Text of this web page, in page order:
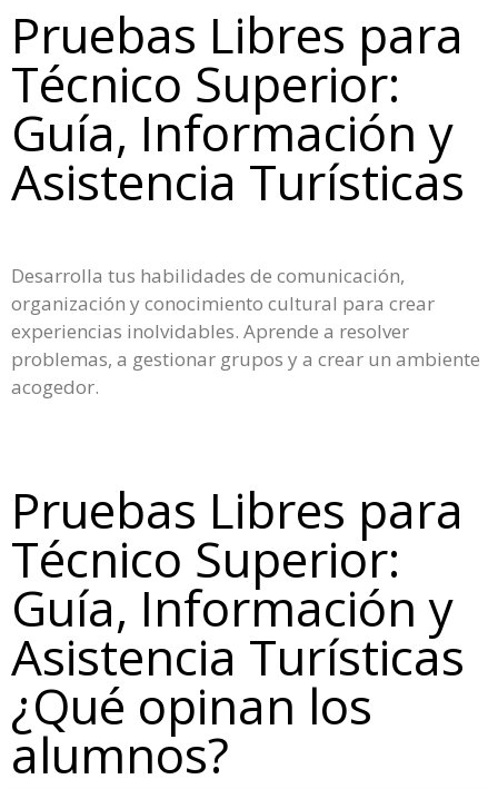
Pruebas Libres para
Técnico Superior:
Guía, Información y
Asistencia Turísticas
Desarrolla tus habilidades de comunicación,
organización y conocimiento cultural para crear
experiencias inolvidables. Aprende a resolver
problemas, a gestionar grupos y a crear un ambiente
acogedor.
Pruebas Libres para
Técnico Superior:
Guía, Información y
Asistencia Turísticas
¿Qué opinan los
alumnos?